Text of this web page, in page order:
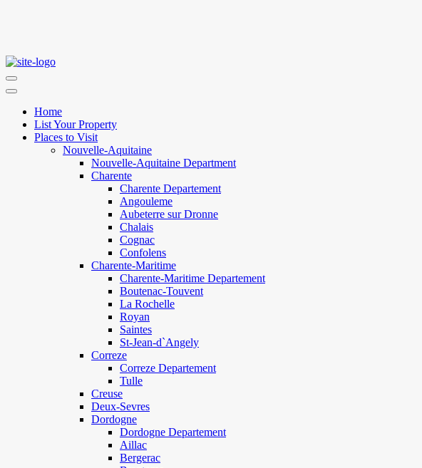
Home
List Your Property
Places to Visit
Nouvelle-Aquitaine
Nouvelle-Aquitaine Department
Charente
Charente Departement
Angouleme
Aubeterre sur Dronne
Chalais
Cognac
Confolens
Charente-Maritime
Charente-Maritime Departement
Boutenac-Touvent
La Rochelle
Royan
Saintes
St-Jean-d`Angely
Correze
Correze Departement
Tulle
Creuse
Deux-Sevres
Dordogne
Dordogne Departement
Aillac
Bergerac